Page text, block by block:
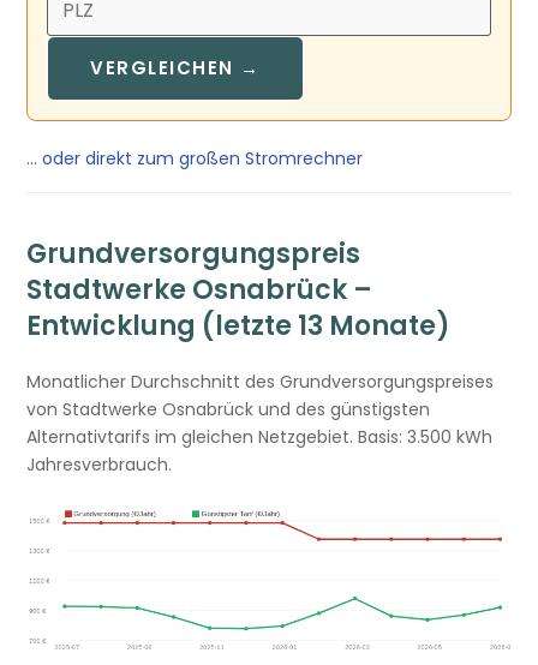
VERGLEICHEN →
… oder direkt zum großen Stromrechner
Grundversorgungspreis
Stadtwerke Osnabrück –
Entwicklung (letzte 13 Monate)
Monatlicher Durchschnitt des Grundversorgungspreises
von Stadtwerke Osnabrück und des günstigsten
Alternativtarifs im gleichen Netzgebiet. Basis: 3.500 kWh
Jahresverbrauch.